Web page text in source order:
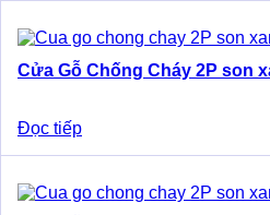
Cửa Gỗ Chống Cháy 2P son
Đọc tiếp